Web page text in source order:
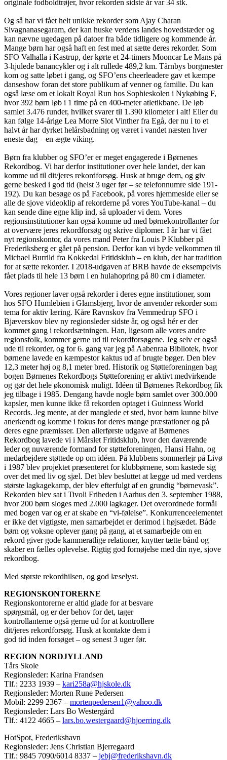
originale fodboldtrøjer, hvor rekorden sidste år var 34 stk.
Og så har vi fået helt unikke rekorder som Ajay Charan
Sivagnanasegaram, der kan huske verdens landes hovedstæder og
kan nævne ugedagen på datoer fra både tidligere og kommende år.
Mange børn har også haft en fest med at sætte deres rekorder. Som
SFO Valhalla i Kastrup, der kørte et 24-timers Mooncar Le Mans på
3-hjulede banancykler og i alt rullede 489,2 km. Tårnbys borgmester
kom og satte løbet i gang, og SFO’ens cheerleadere gav et kæmpe
danseshow foran det store publikum af venner og familie. Du kan
også læse om et lokalt Royal Run hos Sophieskolen i Nykøbing F,
hvor 392 børn løb i 1 time på en 400-meter atletikbane. De løb
samlet 3.476 runder, hvilket svarer til 1.390 kilometer i alt! Eller du
kan følge 14-årige Lea Morre Slot Vinther fra Egå, der nu i to et
halvt år har dyrket helårsbadning og været i vandet næsten hver
eneste dag – en ægte viking.
Børn fra klubber og SFO’er er meget engagerede i Børnenes
Rekordbog. Vi har derfor institutioner over hele landet, der kan
komme ud til dit/jeres rekordforsøg. Husk at bruge dem, og giv
gerne besked i god tid (helst 3 uger før – se telefonnumre side 191-
192). Du kan besøge os på Facebook, på vores hjemmeside eller se
alle de sjove videoklip af rekorderne på vores YouTube-kanal – du
kan sende dine egne klip ind, så uploader vi dem. Vores
regionsinstitutioner kan også komme ud med børnekontrollanter for
at overvære jeres rekordforsøg og skrive diplomer. I år har vi fået
nyt regionskontor, da vores mand Peter fra Louis P Klubber på
Frederiksberg er gået på pension. Derfor kan vi byde velkommen til
Michael Burrild fra Kokkedal Fritidsklub – en klub, der har tradition
for at sætte rekorder. I 2018-udgaven af BRB havde de eksempelvis
fået plads til hele 13 børn i en hulahopring på 80 cm i diameter.
Vores regioner laver også rekorder i deres egne institutioner, som
hos SFO Humlebien i Glamsbjerg, hvor de anvender rekorder som
tema for aktiv læring. Kåre Ravnskov fra Vemmedrup SFO i
Bjæverskov blev ny regionsleder sidste år, og også hér er der
kommet gang i rekordsætningen. Han, ligesom alle vores andre
regionsfolk, kommer gerne ud til rekordforsøgene. Jeg selv er også
ude til rekorder, og for 6. gang var jeg på Aabenraa Bibliotek, hvor
børnene lavede en kæmpestor kaktus ud af brugte bøger. Den blev
12,3 meter høj og 8,1 meter bred. Historik og Støtteforeningen bag
bogen Børnenes Rekordbogs Støtteforening er aktivt medvirkende
og gør det hele økonomisk muligt. Idéen til Børnenes Rekordbog fik
jeg tilbage i 1985. Dengang havde nogle børn samlet over 300.000
kapsler, men kunne ikke få rekorden optaget i Guinness World
Records. Jeg mente, at der manglede et sted, hvor børn kunne blive
anerkendt og komme i fokus for deres mange præstationer og på
deres egne præmisser. Den allerførste udgave af Børnenes
Rekordbog lavede vi i Mårslet Fritidsklub, hvor den daværende
leder og nuværende formand for støtteforeningen, Hansi Hahn, og
medarbejdere støttede op om idéen. På klubbens sommerlejr på Livø
i 1987 blev projektet præsenteret for klubbørnene, som kastede sig
over det med liv og sjæl. Det blev besluttet at lægge ud med verdens
største lagkagekamp, der blev efterfulgt af en grundig “børnevask”.
Rekorden blev sat i Tivoli Friheden i Aarhus den 3. september 1988,
hvor 200 børn sloges med 2.000 lagkager. Det overordnede formål
med bogen var og er at skabe en “vi-følelse”. Konkurrenceelementet
er ikke det vigtigste, men samarbejdet er derimod i højsædet. Både
børn og voksne oplever gang på gang, at et samarbejde om en
rekord giver gode kammeratlige relationer, knytter tætte bånd og
skaber en fælles oplevelse. Rigtig god fornøjelse med din nye, sjove
rekordbog.
Med største rekordhilsen, og god læselyst.
REGIONSKONTORERNE
Regionskontorerne er altid glade for at besvare
spørgsmål, og er der behov for det, tager
kontrollanterne også gerne ud for at kontrollere
dit/jeres rekordforsøg. Husk at kontakte dem i
god tid inden forsøget – og senest 3 uger før.
REGION NORDJYLLAND
Tårs Skole
Regionsleder: Karina Frandsen
Tlf.: 2233 1939 – kari258a@hjskole.dk
Regionsleder: Morten Rune Pedersen
Mobil: 2299 2367 – mortenpedersen1@yahoo.dk
Regionsleder: Lars Bo Westergård
Tlf.: 4122 4665 – lars.bo.westergaard@hjoerring.dk
HotSpot, Frederikshavn
Regionsleder: Jens Christian Bjerregaard
Tlf.: 9845 7090/6014 8337 – jebj@frederikshavn.dk